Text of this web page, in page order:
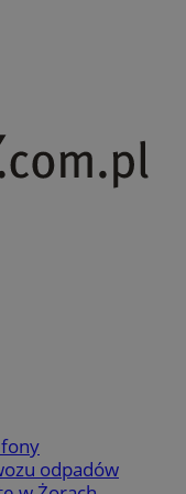
odpadów